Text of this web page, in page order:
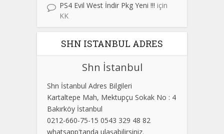
PS4 Evil West İndir Pkg Yeni !!! için
KK
SHN ISTANBUL ADRES
Shn İstanbul
Shn İstanbul Adres Bilgileri
Kartaltepe Mah, Mektupçu Sokak No : 4
Bakırköy İstanbul
0212-660-75-15 0543 329 48 82
whatsapp'tanda ulaşabilirsiniz.